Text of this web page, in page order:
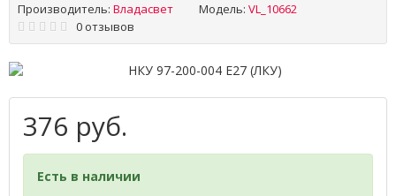
Производитель: Владасвет Модель: VL_10662
0 отзывов
376 руб.
Есть в наличии